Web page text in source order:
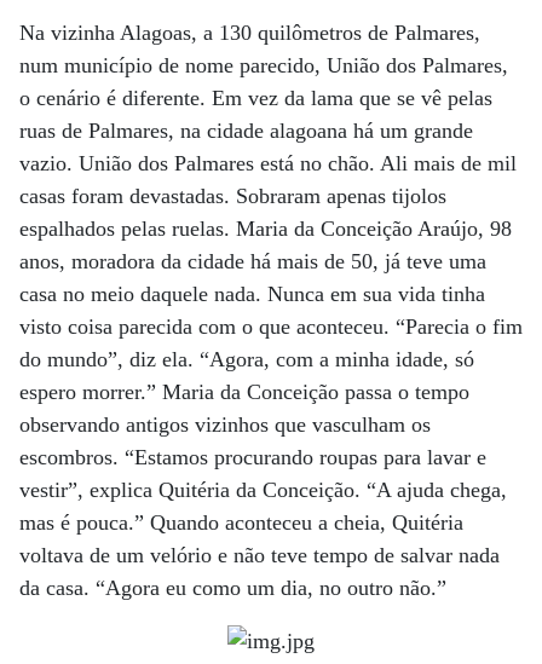
Na vizinha Alagoas, a 130 quilômetros de Palmares,
num município de nome parecido, União dos Palmares,
o cenário é diferente. Em vez da lama que se vê pelas
ruas de Palmares, na cidade alagoana há um grande
vazio. União dos Palmares está no chão. Ali mais de mil
casas foram devastadas. Sobraram apenas tijolos
espalhados pelas ruelas. Maria da Conceição Araújo, 98
anos, moradora da cidade há mais de 50, já teve uma
casa no meio daquele nada. Nunca em sua vida tinha
visto coisa parecida com o que aconteceu. “Parecia o fim
do mundo”, diz ela. “Agora, com a minha idade, só
espero morrer.” Maria da Conceição passa o tempo
observando antigos vizinhos que vasculham os
escombros. “Estamos procurando roupas para lavar e
vestir”, explica Quitéria da Conceição. “A ajuda chega,
mas é pouca.” Quando aconteceu a cheia, Quitéria
voltava de um velório e não teve tempo de salvar nada
da casa. “Agora eu como um dia, no outro não.”